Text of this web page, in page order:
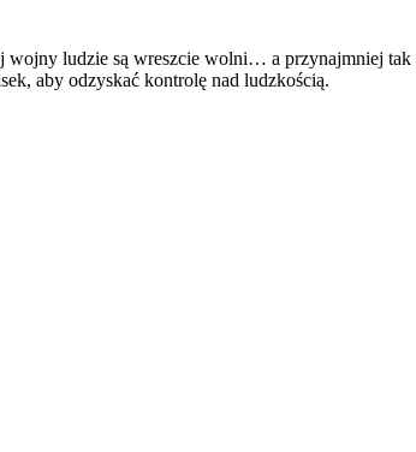
wojny ludzie są wreszcie wolni… a przynajmniej
aby odzyskać kontrolę nad ludzkością.